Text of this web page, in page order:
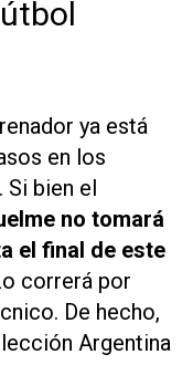
ya está
en los
Si bien el
no tomará
el final de este
correrá por
De hecho,
Argentina